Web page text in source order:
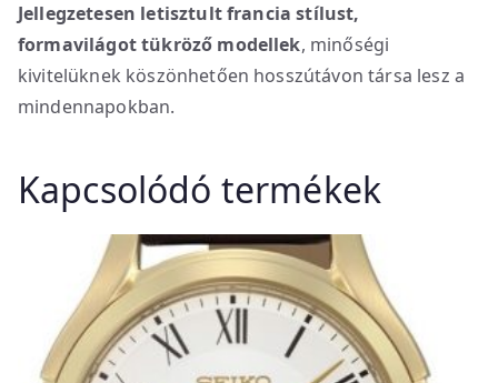
Jellegzetesen letisztult francia stílust,
formavilágot tükröző modellek, minőségi
kivitelüknek köszönhetően hosszútávon társa lesz a
mindennapokban.
Kapcsolódó termékek